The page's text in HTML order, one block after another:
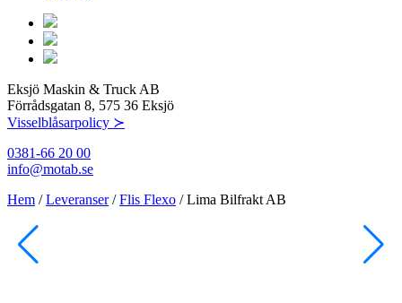
Eksjö Maskin & Truck AB
Förrådsgatan 8, 575 36 Eksjö
Visselblåsarpolicy ≻
0381-66 20 00
info@motab.se
Hem /Leveranser/Flis Flexo /Lima Bilfrakt AB